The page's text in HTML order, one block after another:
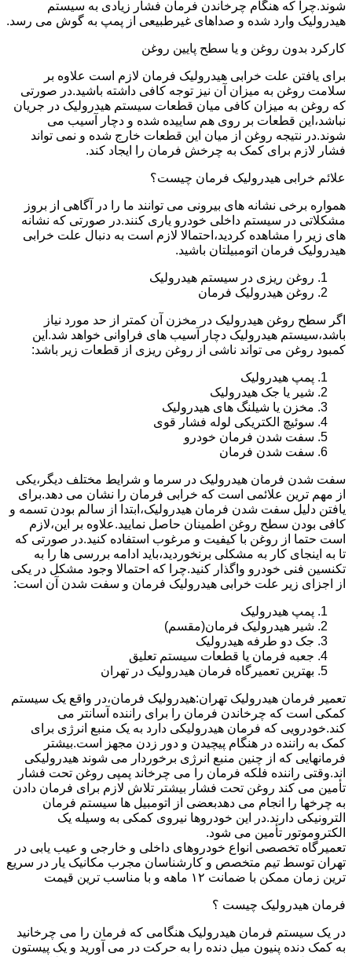
شوند.چرا که هنگام چرخاندن فرمان فشار زیادی به سیستم
هیدرولیک وارد شده و صداهای غیرطبیعی از پمپ به گوش می رسد.
کارکرد بدون روغن و یا سطح پایین روغن
برای یافتن علت خرابی هیدرولیک فرمان لازم است علاوه بر
سلامت روغن به میزان آن نیز توجه کافی داشته باشید.در صورتی
که روغن به میزان کافی میان قطعات سیستم هیدرولیک در جریان
نباشد،این قطعات بر روی هم ساییده شده و دچار آسیب می
شوند.در نتیجه روغن از میان این قطعات خارج شده و نمی تواند
فشار لازم برای کمک به چرخش فرمان را ایجاد کند.
علائم خرابی هیدرولیک فرمان چیست؟
همواره برخی نشانه های بیرونی می توانند ما را در آگاهی از بروز
مشکلاتی در سیستم داخلی خودرو یاری کنند.در صورتی که نشانه
های زیر را مشاهده کردید،احتمالا لازم است به دنبال علت خرابی
هیدرولیک فرمان اتومبیلتان باشید.
روغن ریزی در سیستم هیدرولیک
روغن هیدرولیک فرمان
اگر سطح روغن هیدرولیک در مخزن آن کمتر از حد مورد نیاز
باشد،سیستم هیدرولیک دچار آسیب های فراوانی خواهد شد.این
کمبود روغن می تواند ناشی از روغن ریزی از قطعات زیر باشد:
پمپ هیدرولیک
شیر یا جک هیدرولیک
مخزن یا شیلنگ های هیدرولیک
سوئیچ الکتریکی لوله فشار قوی
سفت شدن فرمان خودرو
سفت شدن فرمان
سفت شدن فرمان هیدرولیک در سرما و شرایط مختلف دیگر،یکی
از مهم ترین علائمی است که خرابی فرمان را نشان می دهد.برای
یافتن دلیل سفت شدن فرمان هیدرولیک،ابتدا از سالم بودن تسمه و
کافی بودن سطح روغن اطمینان حاصل نمایید.علاوه بر این،لازم
است حتما از روغن با کیفیت و مرغوب استفاده کنید.در صورتی که
تا به اینجای کار به مشکلی برنخوردید،باید ادامه بررسی ها را به
تکنسین فنی خودرو واگذار کنید.چرا که احتمالا وجود مشکل در یکی
از اجزای زیر علت خرابی هیدرولیک فرمان و سفت شدن آن است:
پمپ هیدرولیک
شیر هیدرولیک فرمان(مقسم)
جک دو طرفه هیدرولیک
جعبه فرمان یا قطعات سیستم تعلیق
بهترین تعمیرگاه فرمان هیدرولیک در تهران
تعمیر فرمان هیدرولیک تهران:هیدرولیک فرمان،در واقع یک سیستم
کمکی است که چرخاندن فرمان را برای راننده آسانتر می
کند.خودرویی که فرمان هیدرولیکی دارد به یک منبع انرژی برای
کمک به راننده در هنگام پیچیدن و دور زدن مجهز است.بیشتر
فرمانهایی که از چنین منبع انرژی برخوردار می شوند هیدرولیکی
اند.وقتی راننده فلکه فرمان را می چرخاند پمپی روغن تحت فشار
تأمین می کند روغن تحت فشار بیشتر تلاش لازم برای فرمان دادن
به چرخها را انجام می دهدبعضی از اتومبیل ها سیستم فرمان
الترونیکی دارند.در این خودروها نیروی کمکی به وسیله یک
الکتروموتور تأمین می شود.
تعمیرگاه تخصصی انواع خودروهای داخلی و خارجی و عیب یابی در
تهران توسط تیم متخصص و کارشناسان مجرب مکانیک یار در سریع
ترین زمان ممکن با ضمانت ۱۲ ماهه و با مناسب ترین قیمت
فرمان هیدرولیک چیست ؟
در یک سیستم فرمان هیدرولیک هنگامی که فرمان را می چرخانید
به کمک دنده پنیون میل دنده را به حرکت در می آورید و یک پیستون